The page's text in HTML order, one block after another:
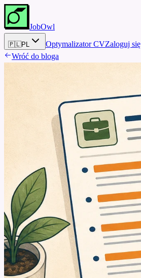
JobOwl
🇵🇱PL Optymalizator CVZaloguj się
Wróć do bloga